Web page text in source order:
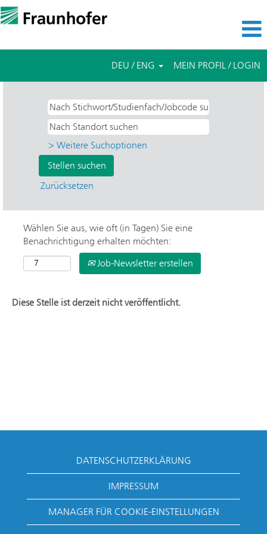
DEU / ENG MEIN PROFIL / LOGIN
> Weitere Suchoptionen
Zurücksetzen
Wählen Sie aus, wie oft (in Tagen) Sie eine
Benachrichtigung erhalten möchten:
Job-Newsletter erstellen
Diese Stelle ist derzeit nicht veröffentlicht.
DATENSCHUTZERKLÄRUNG
IMPRESSUM
MANAGER FÜR COOKIE-EINSTELLUNGEN